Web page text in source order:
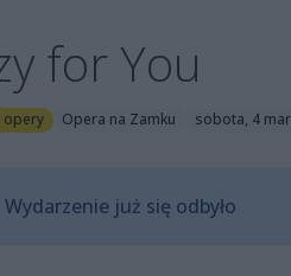
for You
opery Opera na Zamku sobota, 4
Wydarzenie już się odbyło